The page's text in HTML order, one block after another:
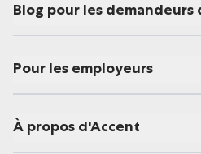
Blog pour les demandeurs
Pour les employeurs
À propos d'Accent